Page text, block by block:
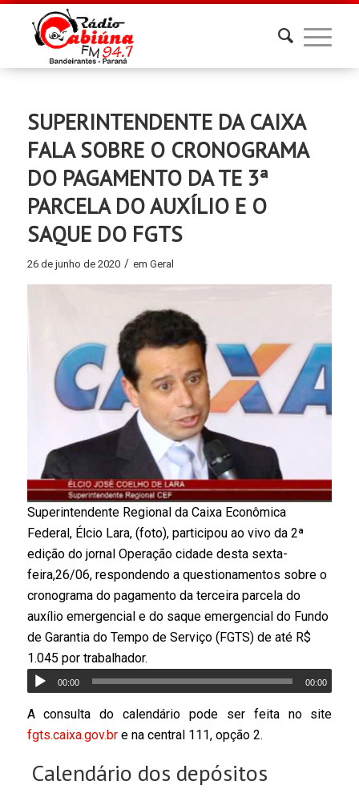
SUPERINTENDENTE DA CAIXA
FALA SOBRE O CRONOGRAMA
DO PAGAMENTO DA TE 3ª
PARCELA DO AUXÍLIO E O
SAQUE DO FGTS
26 de junho de 2020 / em Geral
Superintendente Regional da Caixa Econômica
Federal, Élcio Lara, (foto), participou ao vivo da 2ª
edição do jornal Operação cidade desta sexta-
feira,26/06, respondendo a questionamentos sobre o
cronograma do pagamento da terceira parcela do
auxílio emergencial e do saque emergencial do Fundo
de Garantia do Tempo de Serviço (FGTS) de até R$
1.045 por trabalhador.
00:00 00:00
A consulta do calendário pode ser feita no site
fgts.caixa.gov.bre na central 111, opção 2.
Calendário dos depósitos